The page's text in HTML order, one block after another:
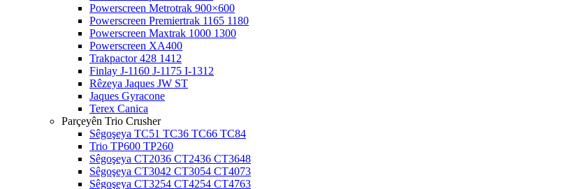
Powerscreen Metrotrak 900×600
Powerscreen Premiertrak 1165 1180
Powerscreen Maxtrak 1000 1300
Powerscreen XA400
Trakpactor 428 1412
Finlay J-1160 J-1175 I-1312
Rêzeya Jaques JW ST
Jaques Gyracone
Terex Canica
Parçeyên Trio Crusher
Sêgoşeya TC51 TC36 TC66 TC84
Trio TP600 TP260
Sêgoşeya CT2036 CT2436 CT3648
Sêgoşeya CT3042 CT3054 CT4073
Sêgoşeya CT3254 CT4254 CT4763